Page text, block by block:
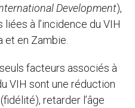
Development),
à l’incidence du VIH
et en Zambie.
facteurs associés à
VIH sont une réduction
retarder l’âge